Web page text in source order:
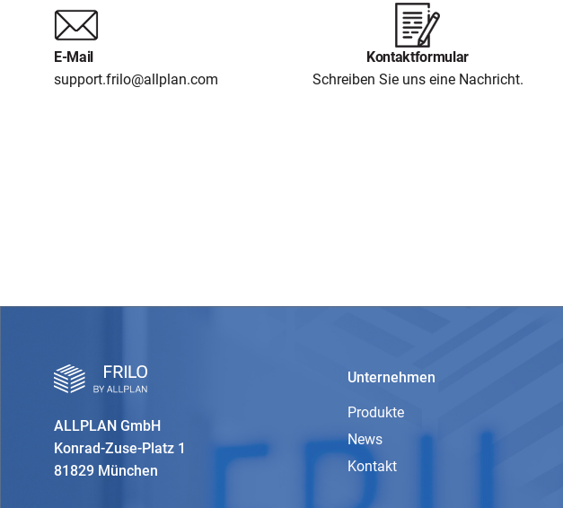
E-Mail
support.frilo@allplan.com
Kontaktformular
Schreiben Sie uns eine Nachricht.
ALLPLAN GmbH
Konrad-Zuse-Platz 1
81829 München
Unternehmen
Produkte
News
Kontakt